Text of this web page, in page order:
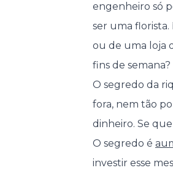
engenheiro só
ser uma
ou de uma loja
fins de
O segredo da
fora, nem tão
dinheiro. Se
O segredo é
investir esse